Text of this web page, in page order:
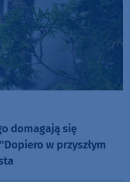
domagają się
w przyszłym